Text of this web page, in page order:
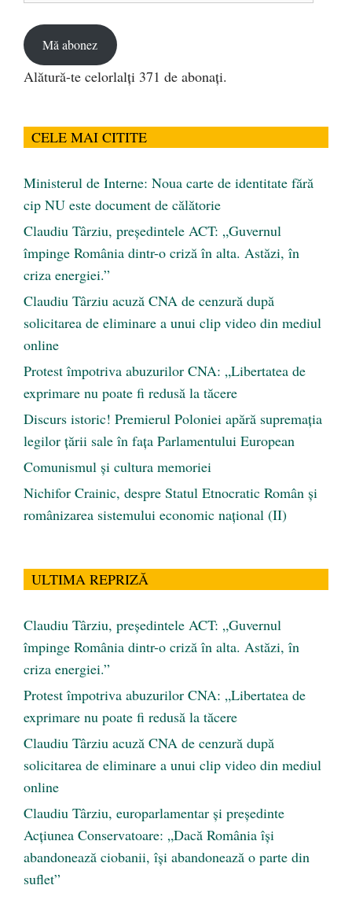
Mă abonez
Alătură-te celorlalți 371 de abonați.
CELE MAI CITITE
Ministerul de Interne: Noua carte de identitate fără
cip NU este document de călătorie
Claudiu Târziu, președintele ACT: „Guvernul
împinge România dintr-o criză în alta. Astăzi, în
criza energiei.”
Claudiu Târziu acuză CNA de cenzură după
solicitarea de eliminare a unui clip video din mediul
online
Protest împotriva abuzurilor CNA: „Libertatea de
exprimare nu poate fi redusă la tăcere
Discurs istoric! Premierul Poloniei apără supremația
legilor țării sale în fața Parlamentului European
Comunismul şi cultura memoriei
Nichifor Crainic, despre Statul Etnocratic Român şi
românizarea sistemului economic naţional (II)
ULTIMA REPRIZĂ
Claudiu Târziu, președintele ACT: „Guvernul
împinge România dintr-o criză în alta. Astăzi, în
criza energiei.”
Protest împotriva abuzurilor CNA: „Libertatea de
exprimare nu poate fi redusă la tăcere
Claudiu Târziu acuză CNA de cenzură după
solicitarea de eliminare a unui clip video din mediul
online
Claudiu Târziu, europarlamentar și președinte
Acțiunea Conservatoare: „Dacă România își
abandonează ciobanii, își abandonează o parte din
suflet”